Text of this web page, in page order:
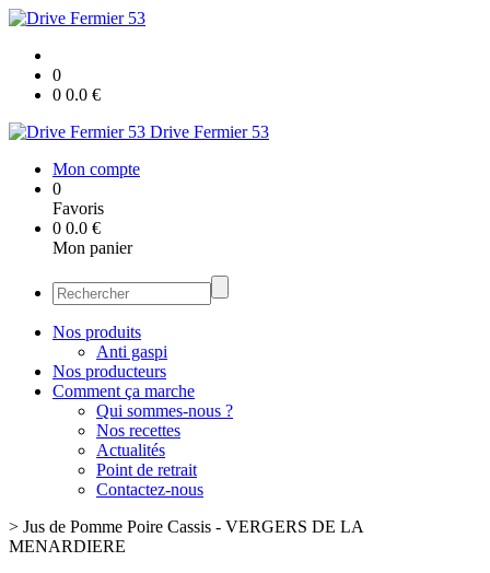
0
0 0.0 €
Drive Fermier 53
Mon compte
0
Favoris
0 0.0 €
Mon panier
Nos produits
Anti gaspi
Nos producteurs
Comment ça marche
Qui sommes-nous ?
Nos recettes
Actualités
Point de retrait
Contactez-nous
> Jus de Pomme Poire Cassis - VERGERS DE LA
MENARDIERE